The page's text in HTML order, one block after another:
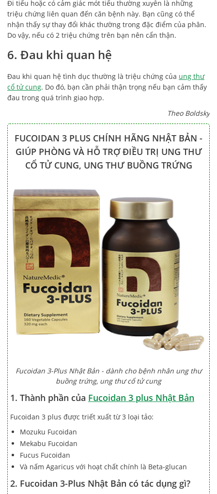
Đi tiểu hoặc có cảm giác mót tiểu thường xuyên là những
triệu chứng liên quan đến căn bệnh này. Bạn cũng có thể
nhận thấy sự thay đổi khác thường trong đặc điểm của phân.
Do vậy, nếu có 2 triệu chứng trên bạn nên cẩn thận.
6. Đau khi quan hệ
Đau khi quan hệ tình dục thường là triệu chứng của ung thư
cổ tử cung. Do đó, bạn cần phải thận trọng nếu bạn cảm thấy
đau trong quá trình giao hợp.
Theo Boldsky
FUCOIDAN 3 PLUS CHÍNH HÃNG NHẬT BẢN -
GIÚP PHÒNG VÀ HỖ TRỢ ĐIỀU TRỊ UNG THƯ
CỔ TỬ CUNG, UNG THƯ BUỒNG TRỨNG
Fucoidan 3-Plus Nhật Bản - dành cho bệnh nhân ung thư
buồng trứng, ung thư cổ tử cung
1. Thành phần của Fucoidan 3 plus Nhật Bản
Fucoidan 3 plus được triết xuất từ 3 loại tảo:
Mozuku Fucoidan
Mekabu Fucoidan
Fucus Fucoidan
Và nấm Agaricus với hoạt chất chính là Beta-glucan
2. Fucoidan 3-Plus Nhật Bản có tác dụng gì?